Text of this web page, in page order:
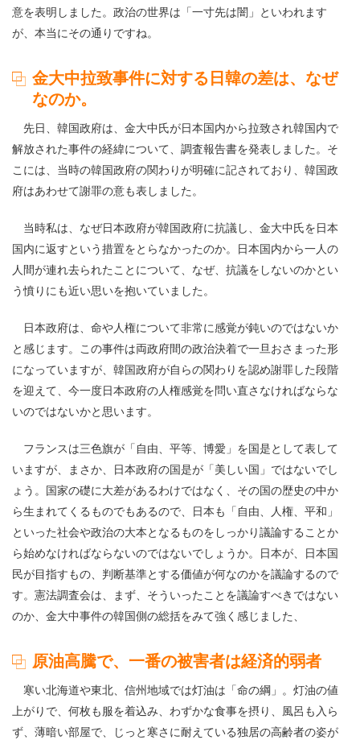
意を表明しました。政治の世界は「一寸先は闇」といわれます
が、本当にその通りですね。
金大中拉致事件に対する日韓の差は、なぜ
なのか。
先日、韓国政府は、金大中氏が日本国内から拉致され韓国内で
解放された事件の経緯について、調査報告書を発表しました。そ
こには、当時の韓国政府の関わりが明確に記されており、韓国政
府はあわせて謝罪の意も表しました。
当時私は、なぜ日本政府が韓国政府に抗議し、金大中氏を日本
国内に返すという措置をとらなかったのか。日本国内から一人の
人間が連れ去られたことについて、なぜ、抗議をしないのかとい
う憤りにも近い思いを抱いていました。
日本政府は、命や人権について非常に感覚が鈍いのではないか
と感じます。この事件は両政府間の政治決着で一旦おさまった形
になっていますが、韓国政府が自らの関わりを認め謝罪した段階
を迎えて、今一度日本政府の人権感覚を問い直さなければならな
いのではないかと思います。
フランスは三色旗が「自由、平等、博愛」を国是として表して
いますが、まさか、日本政府の国是が「美しい国」ではないでし
ょう。国家の礎に大差があるわけではなく、その国の歴史の中か
ら生まれてくるものでもあるので、日本も「自由、人権、平和」
といった社会や政治の大本となるものをしっかり議論することか
ら始めなければならないのではないでしょうか。日本が、日本国
民が目指すもの、判断基準とする価値が何なのかを議論するので
す。憲法調査会は、まず、そういったことを議論すべきではない
のか、金大中事件の韓国側の総括をみて強く感じました、
原油高騰で、一番の被害者は経済的弱者
寒い北海道や東北、信州地域では灯油は「命の綱」。灯油の値
上がりで、何枚も服を着込み、わずかな食事を摂り、風呂も入ら
ず、薄暗い部屋で、じっと寒さに耐えている独居の高齢者の姿が